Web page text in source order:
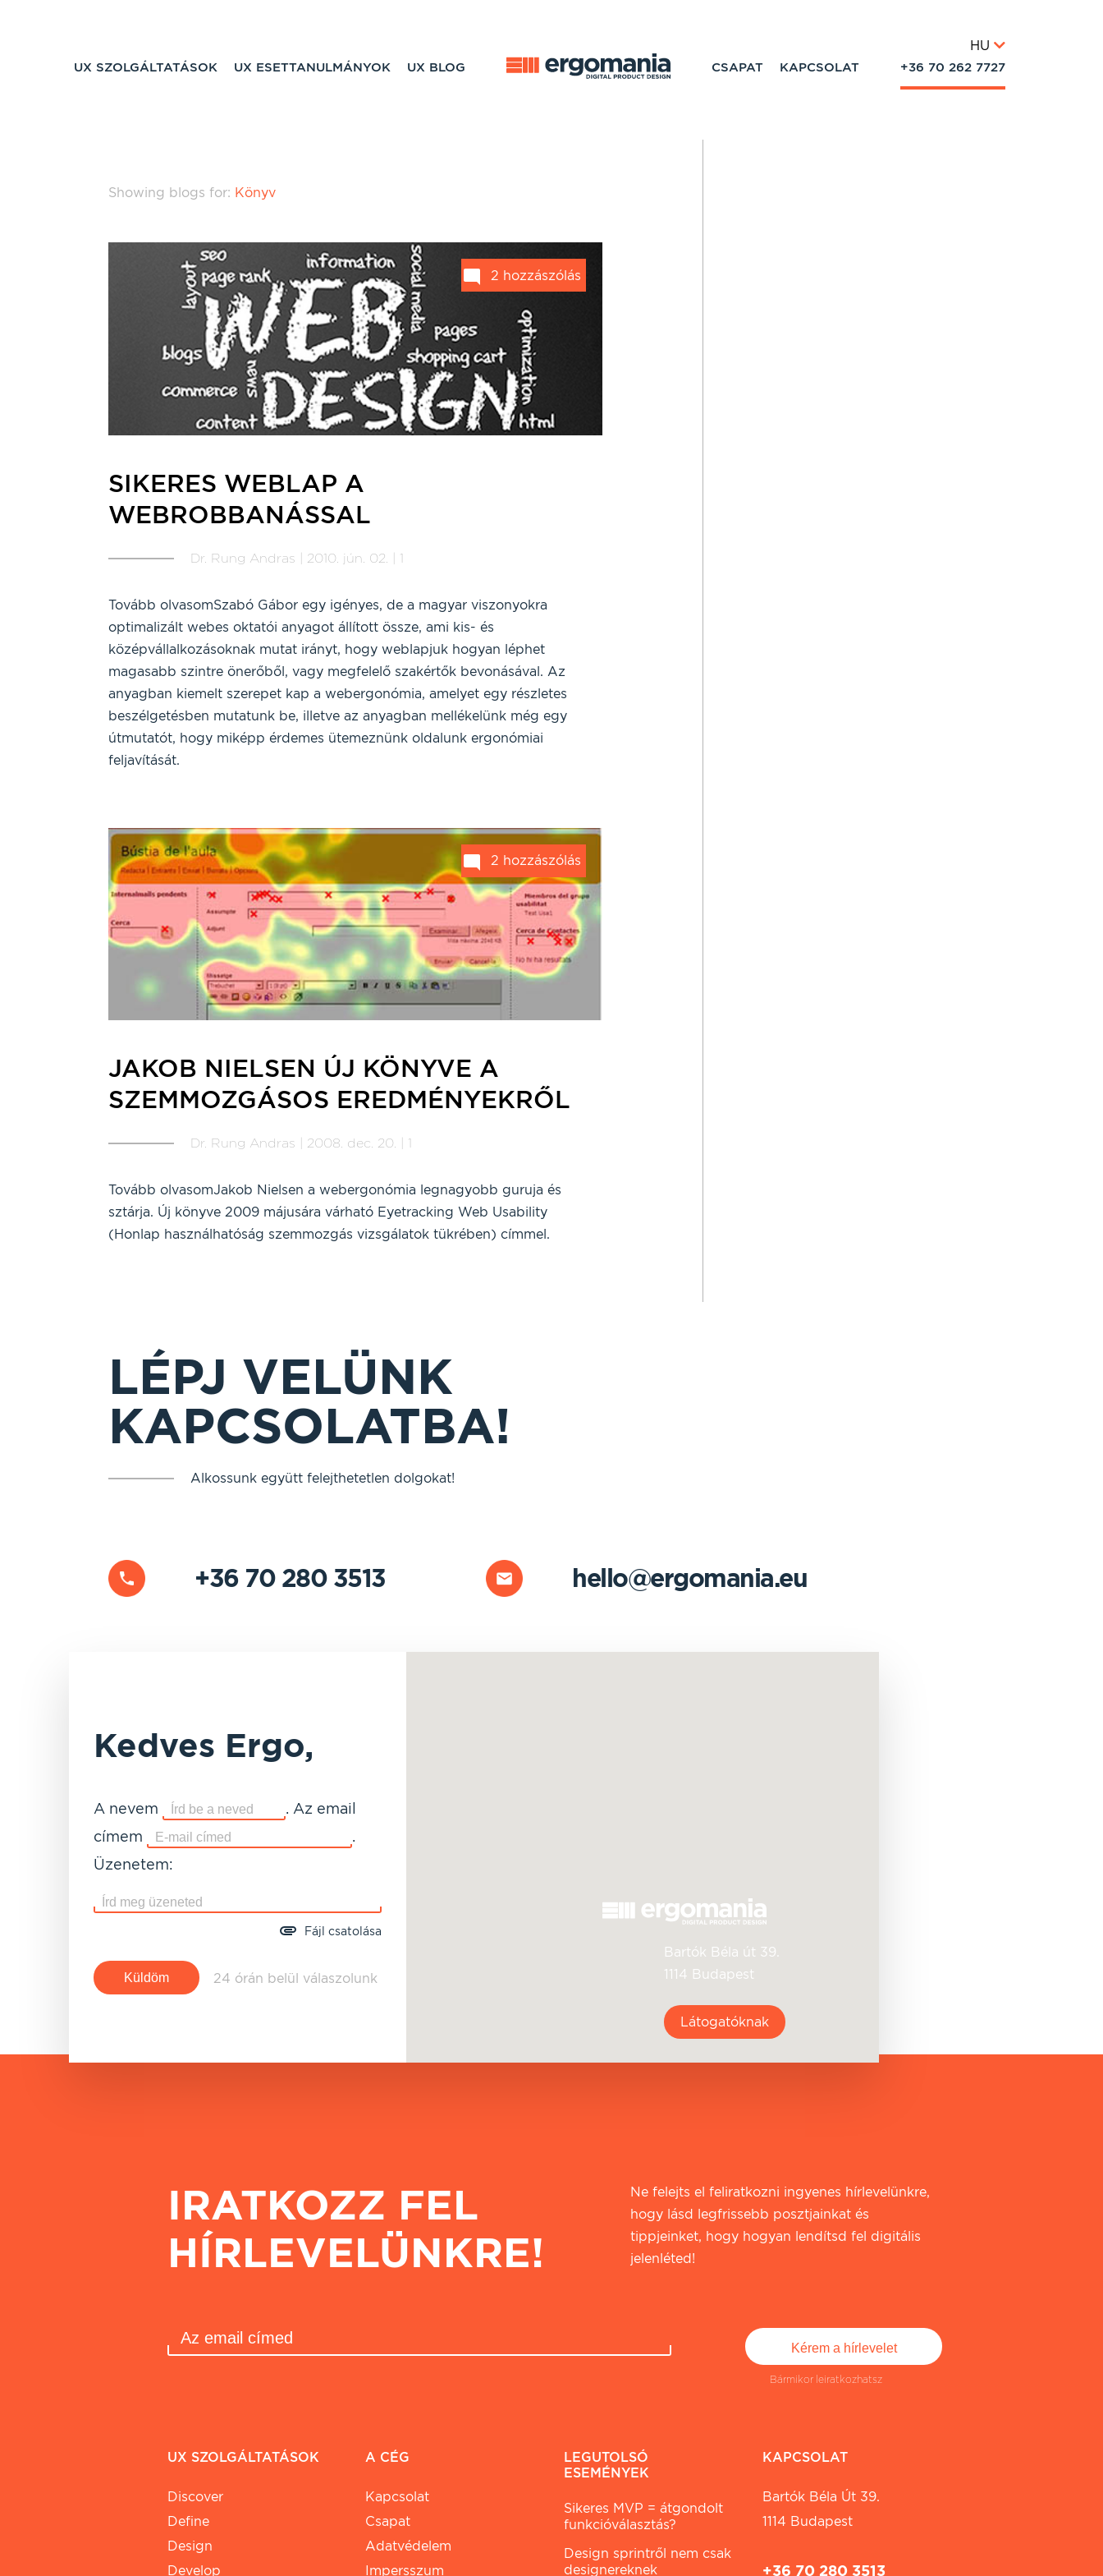
UX SZOLGÁLTATÁSOK UX ESETTANULMÁNYOK UX BLOG
HU
CSAPAT KAPCSOLAT +36 70 262 7727
Showing blogs for: Könyv
2 hozzászólás
SIKERES WEBLAP A
WEBROBBANÁSSAL
Dr. Rung Andras | 2010. jún. 02. | 1
Tovább olvasomSzabó Gábor egy igényes, de a magyar viszonyokra
optimalizált webes oktatói anyagot állított össze, ami kis- és
középvállalkozásoknak mutat irányt, hogy weblapjuk hogyan léphet
magasabb szintre önerőből, vagy megfelelő szakértők bevonásával. Az
anyagban kiemelt szerepet kap a webergonómia, amelyet egy részletes
beszélgetésben mutatunk be, illetve az anyagban mellékelünk még egy
útmutatót, hogy miképp érdemes ütemeznünk oldalunk ergonómiai
feljavítását.
2 hozzászólás
JAKOB NIELSEN ÚJ KÖNYVE A
SZEMMOZGÁSOS EREDMÉNYEKRŐL
Dr. Rung Andras | 2008. dec. 20. | 1
Tovább olvasomJakob Nielsen a webergonómia legnagyobb guruja és
sztárja. Új könyve 2009 májusára várható Eyetracking Web Usability
(Honlap használhatóság szemmozgás vizsgálatok tükrében) címmel.
LÉPJ VELÜNK
KAPCSOLATBA!
Alkossunk együtt felejthetetlen dolgokat!
+36 70 280 3513 hello@ergomania.eu
Kedves Ergo,
A nevem . Az email
címem
.
Üzenetem:
Fájl csatolása
24 órán belül válaszolunk
Bartók Béla út 39.
1114 Budapest
Látogatóknak
IRATKOZZ FEL
HÍRLEVELÜNKRE!
Ne felejts el feliratkozni ingyenes hírlevelünkre,
hogy lásd legfrissebb posztjainkat és
tippjeinket, hogy hogyan lendítsd fel digitális
jelenléted!
Bármikor leiratkozhatsz
UX SZOLGÁLTATÁSOK
Discover
Define
Design
Develop
A CÉG
Kapcsolat
Csapat
Adatvédelem
Impersszum
LEGUTOLSÓ
ESEMÉNYEK
Sikeres MVP = átgondolt
funkcióválasztás?
Design sprintről nem csak
designereknek
KAPCSOLAT
Bartók Béla Út 39.
1114 Budapest
+36 70 280 3513